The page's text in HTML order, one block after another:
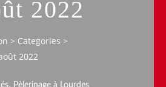
2022
> Categories >
2022
, Pèlerinage à Lourdes